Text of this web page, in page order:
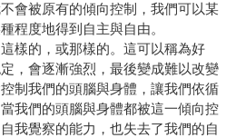
會被原有的傾向控制，我們可以某
程度地得到自主與自由。
樣的，或那樣的。這可以稱為好
，會逐漸強烈，最後變成難以改變
制我們的頭腦與身體，讓我們依循
我們的頭腦與身體都被這一傾向控
我覺察的能力，也失去了我們的自